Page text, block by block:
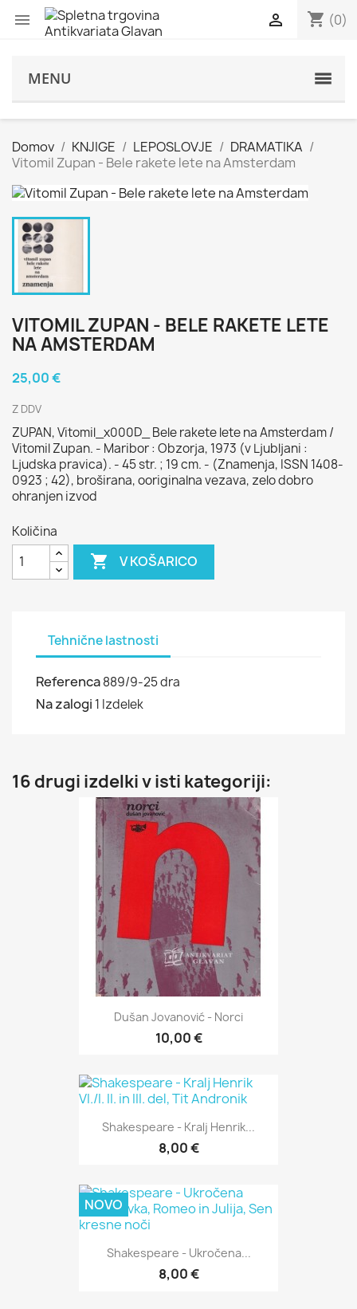
 shopping_cart (0)

MENU
Domov KNJIGE LEPOSLOVJE
DRAMATIKA
Vitomil Zupan - Bele rakete lete na Amsterdam
VITOMIL ZUPAN - BELE RAKETE LETE
NA AMSTERDAM
25,00 €
Z DDV
ZUPAN, Vitomil_x000D_ Bele rakete lete na Amsterdam /
Vitomil Zupan. - Maribor : Obzorja, 1973 (v Ljubljani :
Ljudska pravica). - 45 str. ; 19 cm. - (Znamenja, ISSN 1408-
0923 ; 42), broširana, ooriginalna vezava, zelo dobro
ohranjen izvod
Količina
 V KOŠARICO
Tehnične lastnosti
Referenca889/9-25 dra
Na zalogi 1 Izdelek
16 drugi izdelki v isti kategoriji:
Dušan Jovanović - Norci
10,00 €
Shakespeare - Kralj Henrik...
8,00 €
Shakespeare - Ukročena...
8,00 €
NOVO